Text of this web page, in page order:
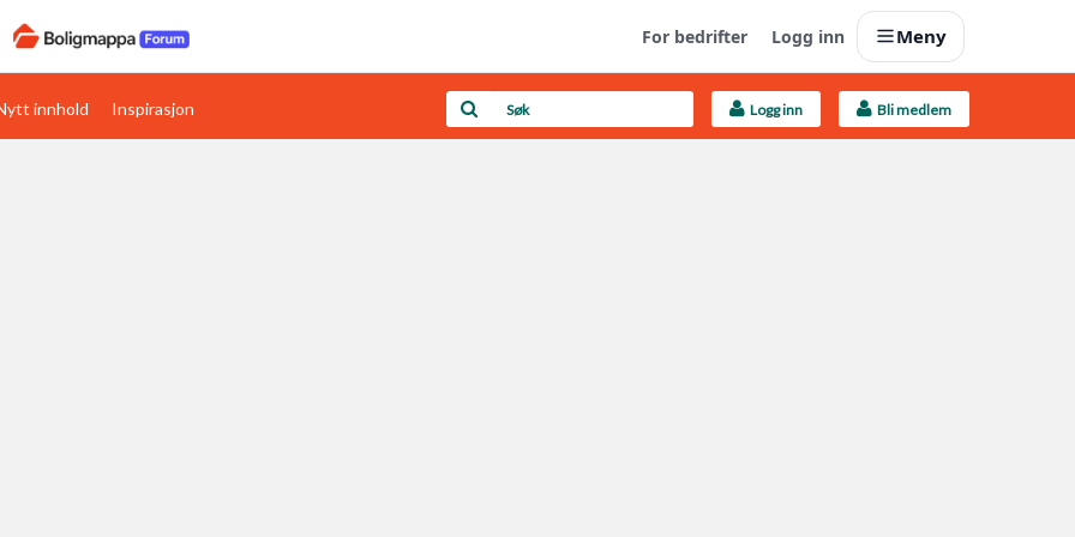
For bedrifter Logg inn Meny
Boligens papirer Last opp selv
innhold Inspirasjon Logg inn Bli medlem